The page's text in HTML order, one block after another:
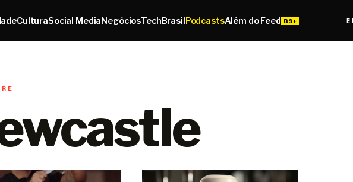
CulturaSocial MediaNegóciosTechBrasilPodcastsAlém do Feed